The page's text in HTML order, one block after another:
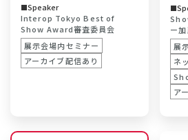
Speaker
Interop Tokyo Best of
Show Award審査委員会
展示会場内セミナー
アーカイブ配信あり
ー
展
ネ
ア